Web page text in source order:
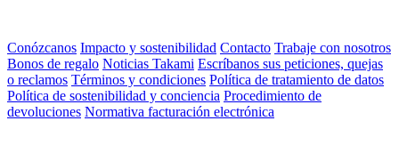
Conózcanos Impacto y sostenibilidad Contacto Trabaje con nosotros
Bonos de regalo Noticias Takami Escríbanos sus peticiones, quejas
o reclamos Términos y condiciones Política de tratamiento de datos
Política de sostenibilidad y conciencia Procedimiento de
devoluciones Normativa facturación electrónica